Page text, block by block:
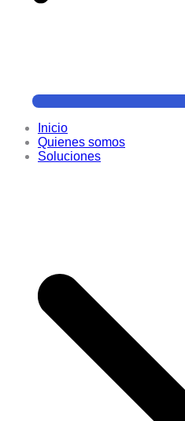
Inicio
Quienes somos
Soluciones